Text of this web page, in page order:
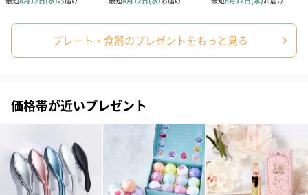
ドレス（いちご味)
（1,122円）
タキシード（コーラ味)
（1,122円）
ンドタオル・
タオル）（
生花
生花のブーケを同梱します。
※9-15時にご注文いただく場合、最短のお届け可能日が通常より
も1日遅くなります。
プレート・食器のプレゼントをもっと見る
価格帯が近いプレゼント